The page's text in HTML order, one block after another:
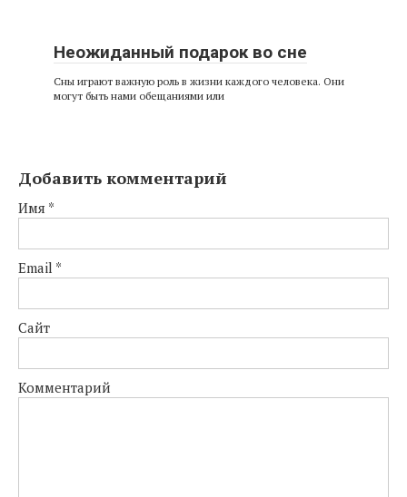
Неожиданный подарок во сне
Сны играют важную роль в жизни каждого человека. Они
могут быть нами обещаниями или
Добавить комментарий
Имя *
Email *
Сайт
Комментарий